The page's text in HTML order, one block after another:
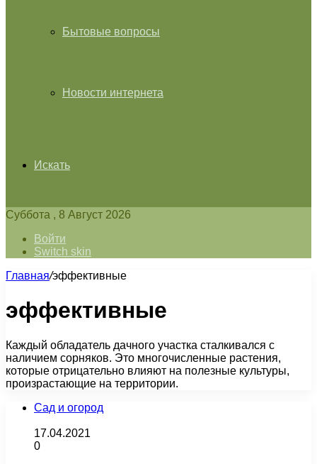
Бытовые вопросы
Новости интернета
Искать
Суббота , 8 Август 2026
Войти
Switch skin
Главная/эффективные
эффективные
Каждый обладатель дачного участка сталкивался с
наличием сорняков. Это многочисленные растения,
которые отрицательно влияют на полезные культуры,
произрастающие на территории.
Сад и огород
17.04.2021
0